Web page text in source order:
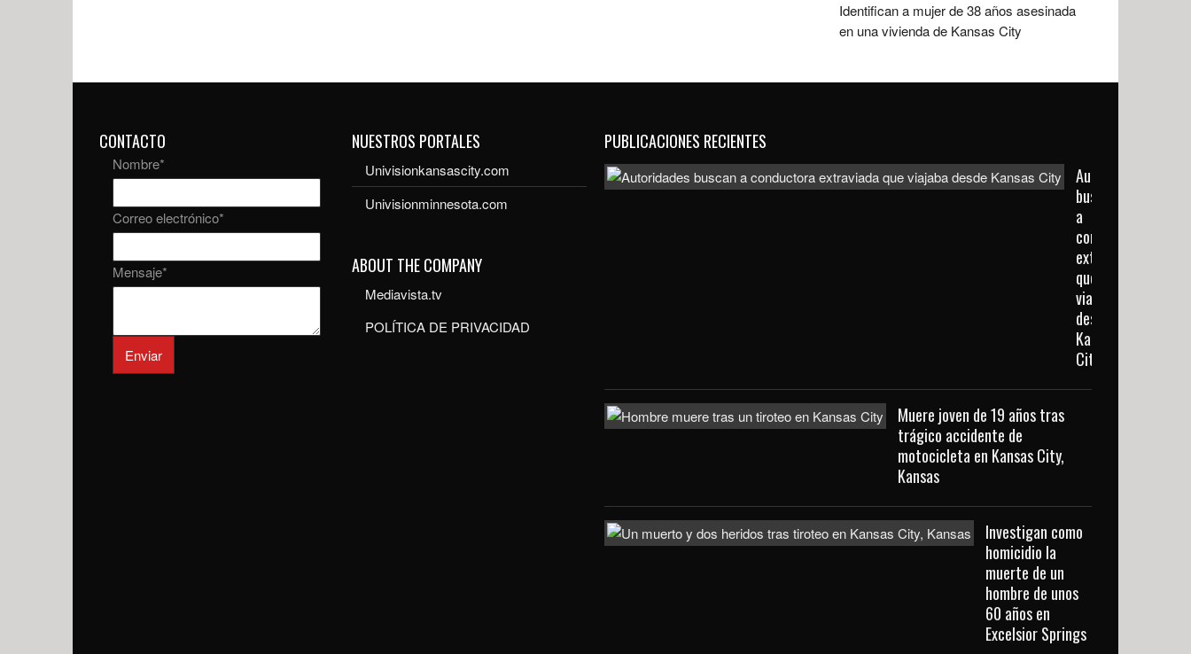
Identifican a mujer de 38 años asesinada
en una vivienda de Kansas City
CONTACTO
Nombre*
Correo electrónico*
Mensaje*
Enviar
NUESTROS PORTALES
Univisionkansascity.com
Univisionminnesota.com
ABOUT THE COMPANY
Mediavista.tv
POLÍTICA DE PRIVACIDAD
PUBLICACIONES RECIENTES
Autoridades
buscan
a
conductora
extraviada
que
viajaba
desde
Kansas
City
Muere joven de 19 años tras
trágico accidente de
motocicleta en Kansas City,
Kansas
Investigan como
homicidio la
muerte de un
hombre de unos
60 años en
Excelsior Springs